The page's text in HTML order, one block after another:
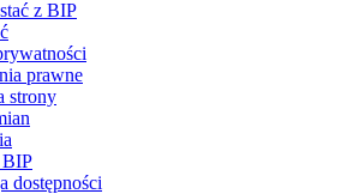
z BIP
prawne
strony
BIP
dostępności